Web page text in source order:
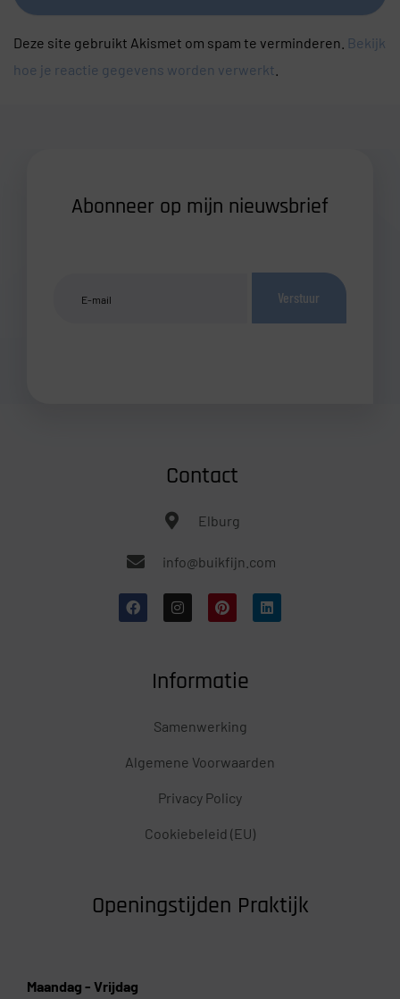
Deze site gebruikt Akismet om spam te verminderen. Bekijk
hoe je reactie gegevens worden verwerkt
Abonneer op mijn nieuwsbrief
Verstuur
Contact
Elburg
info@buikfijn.com
Informatie
Samenwerking
Algemene Voorwaarden
Privacy Policy
Cookiebeleid (EU)
Openingstijden Praktijk
Maandag - Vrijdag